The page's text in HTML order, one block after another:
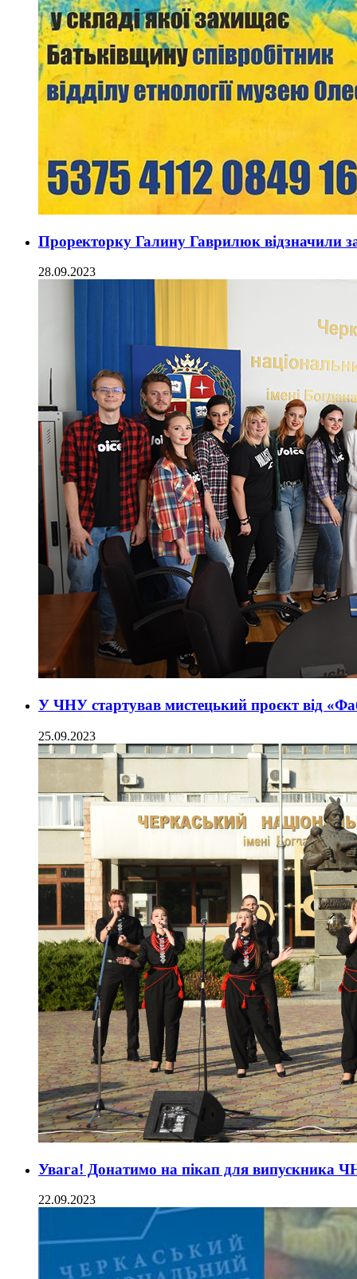
Проректорку Галину Гаврилюк відзначили
28.09.2023
У ЧНУ стартував мистецький проєкт від
25.09.2023
Увага! Донатимо на пікап для випускника
22.09.2023